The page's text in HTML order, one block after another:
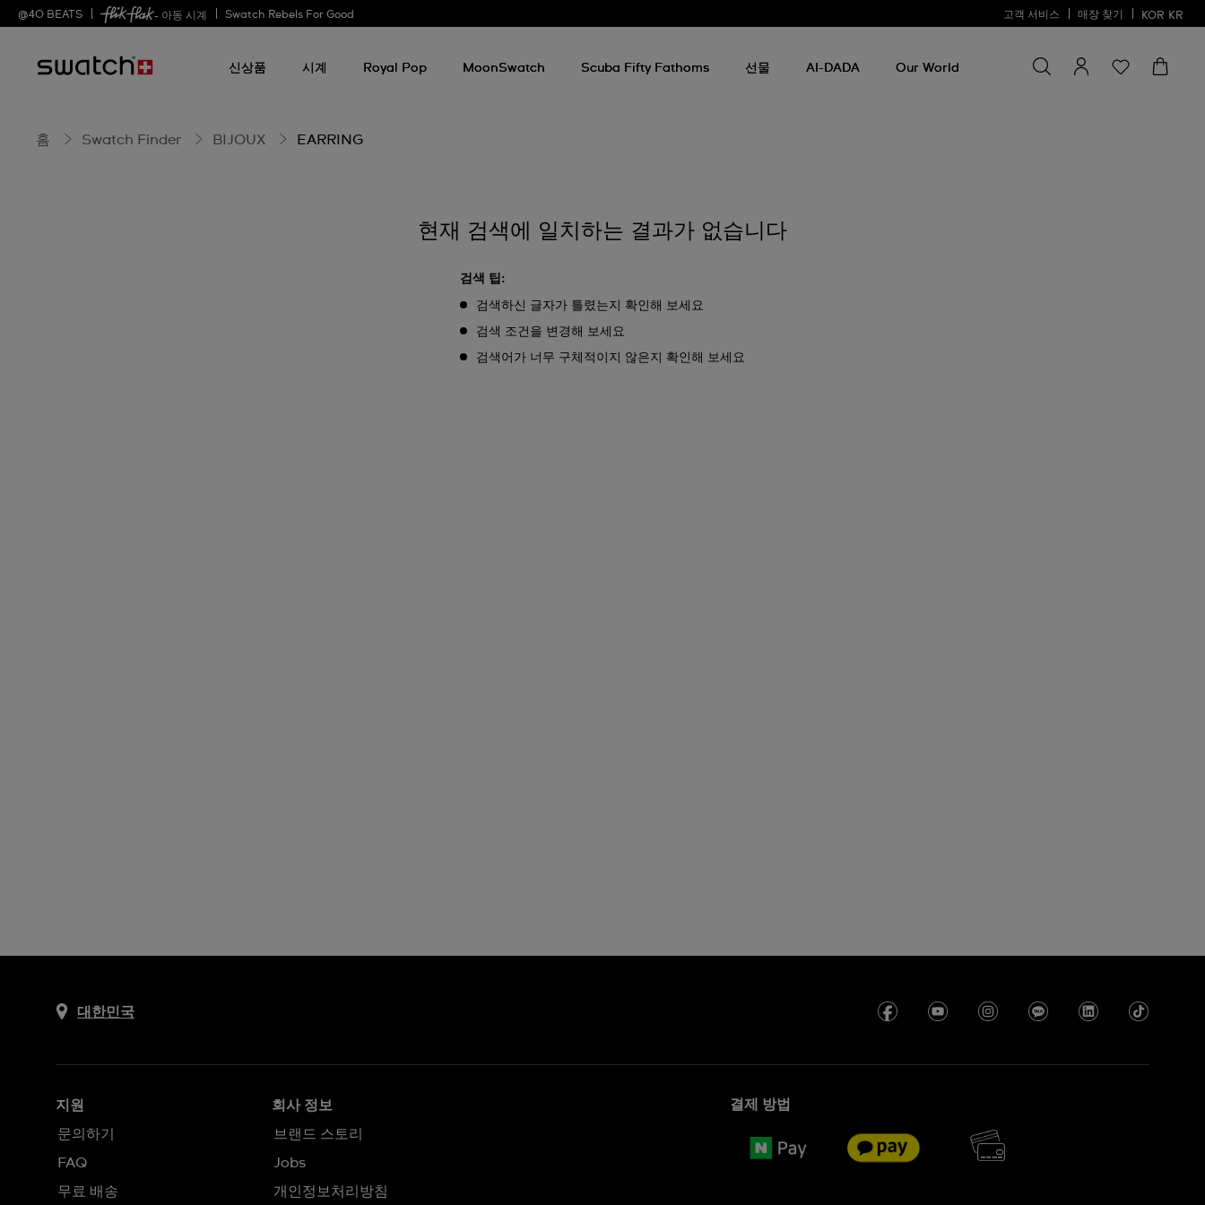
@40 BEATS - 아동 시계 Swatch Rebels For Good 고객 서비스 매장 찾기 KOR KR
신상품 시계 Royal Pop MoonSwatch Scuba Fifty Fathoms 선물 AI-DADA Our World
색
검색
EARRING
홈 Swatch Finder BIJOUX EARRING
현재 검색에 일치하는 결과가 없습니다
검색 팁:
검색하신 글자가 틀렸는지 확인해 보세요
검색 조건을 변경해 보세요
검색어가 너무 구체적이지 않은지 확인해 보세요
대한민국
지원
문의하기
FAQ
무료 배송
회사 정보
브랜드 스토리
Jobs
개인정보처리방침
결제 방법